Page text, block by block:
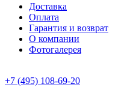
Доставка
Оплата
Гарантия и возврат
О компании
Фотогалерея
+7 (495) 108-69-20